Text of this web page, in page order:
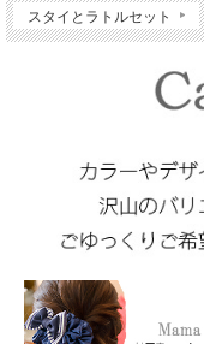
スタイとラトルセット